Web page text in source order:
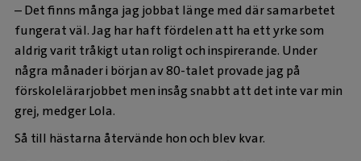
– Det finns många jag jobbat länge med där samarbetet
fungerat väl. Jag har haft fördelen att ha ett yrke som
aldrig varit tråkigt utan roligt och inspirerande. Under
några månader i början av 80-talet provade jag på
förskolelärarjobbet men insåg snabbt att det inte var min
grej, medger Lola.
Så till hästarna återvände hon och blev kvar.